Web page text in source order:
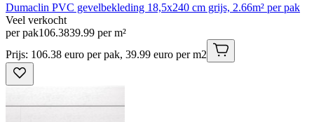
Dumaclin PVC gevelbekleding 18,5x240 cm grijs, 2.66m² per pak
Veel verkocht
per pak106.3839.99 per m²
Prijs: 106.38 euro per pak, 39.99 euro per m2